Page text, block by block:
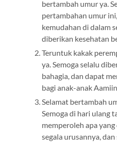
bertambah umur ya.
pertambahan umur
kemudahan di dalam
diberikan kesehatan
Teruntuk kakak
ya. Semoga selalu
bahagia, dan dapat
bagi anak-anak
Selamat bertambah
Semoga di hari ulang
memperoleh apa
segala urusannya,